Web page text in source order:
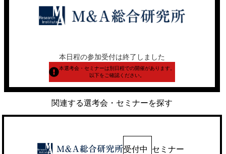
本日程の参加受付は終了しました
本選考会・セミナーは別日程での開催があります。
以下をご確認ください。
関連する選考会・セミナーを探す
受付中 セミナー